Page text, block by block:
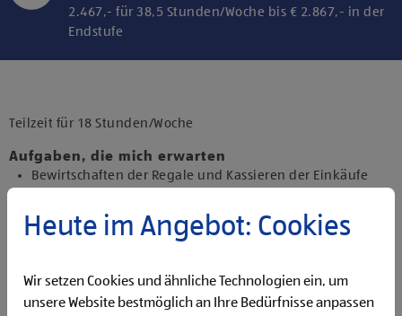
2.467,- für 38,5 Stunden/Woche bis € 2.867,- in der
Endstufe
Drittanbietern zu, um diesen Inhalt
Teilzeit für 18 Stunden/Woche
Aufgaben, die mich erwarten
Bewirtschaften der Regale und Kassieren der Einkäufe
Präsentieren von Obst und Gemüse sowie Durchführen
von Qualitätskontrollen
Reinigen der Filiale
Betreuen der Pfandrückgabeautomaten
Heute im Angebot: Cookies
Wir setzen Cookies und ähnliche Technologien ein, um
unsere Website bestmöglich an Ihre Bedürfnisse anpassen